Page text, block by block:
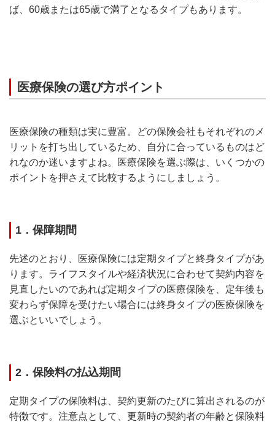
ば、60歳または65歳で満了となるタイプもあります。
医療保険の選び方ポイント
医療保険の種類は実に豊富。どの保険会社もそれぞれのメ
リットを打ち出しているため、自分に合っているものはど
れなのか迷いますよね。医療保険を選ぶ際は、いくつかの
ポイントを押さえて比較するようにしましょう。
1．保障期間
先述のとおり、医療保険には定期タイプと終身タイプがあ
ります。ライフスタイルや経済状況に合わせて契約内容を
見直したいのであれば定期タイプの医療保険を、定年後も
変わらず保障を受けたい場合には終身タイプの医療保険を
選ぶといいでしょう。
2．保険料の払込期間
定期タイプの保険料は、契約更新のたびに算出されるのが
特徴です。注意点として、更新時の契約者の年齢と保険料